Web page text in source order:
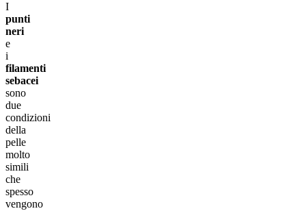
I
punti
neri
e
i
filamenti
sebacei
sono
due
condizioni
della
pelle
molto
simili
che
spesso
vengono